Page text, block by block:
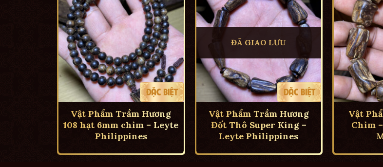
Vật Phẩm Trầm Hương
108 hạt 6mm chìm – Leyte
Philippines
ĐÃ GIAO LƯU
Vật Phẩm Trầm Hương
Đốt Thô Super King –
Leyte Philippines
Vật
Chìm